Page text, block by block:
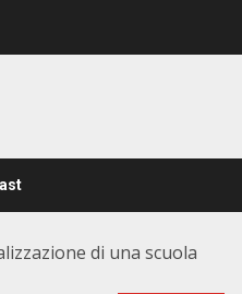
di una scuola